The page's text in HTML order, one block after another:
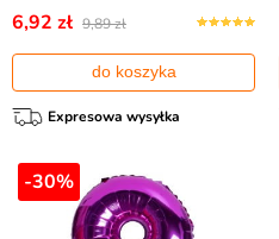
6,92 zł 9,89 zł
do koszyka
Expresowa wysyłka
-30%